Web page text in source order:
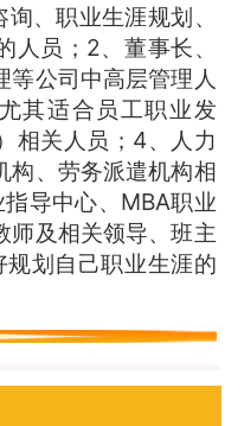
、职业生涯规划、
人员；2、董事长、
等公司中高层管理人
其适合员工职业发
相关人员；4、人力
构、劳务派遣机构相
导中心、MBA职业
师及相关领导、班主
划自己职业生涯的